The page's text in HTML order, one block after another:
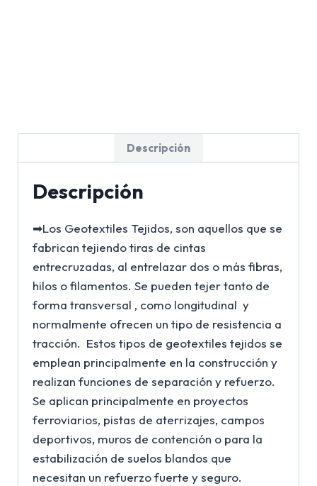
Descripción
Descripción
➡Los Geotextiles Tejidos, son aquellos que se
fabrican tejiendo tiras de cintas
entrecruzadas, al entrelazar dos o más fibras,
hilos o filamentos. Se pueden tejer tanto de
forma transversal , como longitudinal y
normalmente ofrecen un tipo de resistencia a
tracción. Estos tipos de geotextiles tejidos se
emplean principalmente en la construcción y
realizan funciones de separación y refuerzo.
Se aplican principalmente en proyectos
ferroviarios, pistas de aterrizajes, campos
deportivos, muros de contención o para la
estabilización de suelos blandos que
necesitan un refuerzo fuerte y seguro.